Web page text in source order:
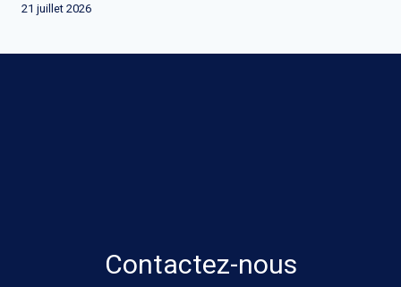
21 juillet 2026
Contactez-nous